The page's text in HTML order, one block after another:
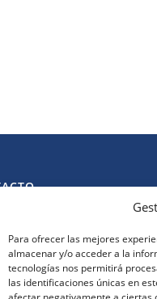
Para ofrecer las mejores
almacenar y/o acceder a la
tecnologías nos permitirá
las identificaciones únicas en
del Manitas